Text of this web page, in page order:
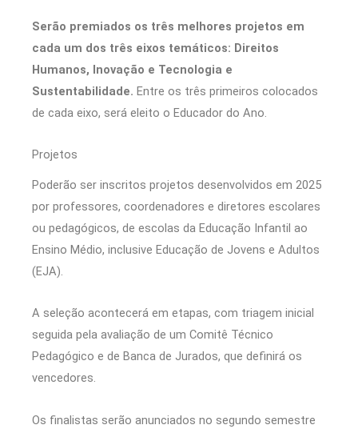
Serão premiados os três melhores projetos em
cada um dos três eixos temáticos: Direitos
Humanos, Inovação e Tecnologia e
Sustentabilidade. Entre os três primeiros colocados
de cada eixo, será eleito o Educador do Ano.
Projetos
Poderão ser inscritos projetos desenvolvidos em 2025
por professores, coordenadores e diretores escolares
ou pedagógicos, de escolas da Educação Infantil ao
Ensino Médio, inclusive Educação de Jovens e Adultos
(EJA).
A seleção acontecerá em etapas, com triagem inicial
seguida pela avaliação de um Comitê Técnico
Pedagógico e de Banca de Jurados, que definirá os
vencedores.
Os finalistas serão anunciados no segundo semestre